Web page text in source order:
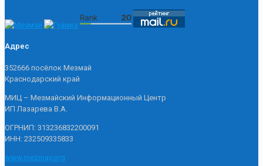
Адрес
352666 посёлок Мезмай
Краснодарский край
МИЦ – Мезмайский Информационный Центр
ИП Лазарева В.А.
ОГРНИП: 313236832200091
ИНН: 232509335833
www.mezmay.org